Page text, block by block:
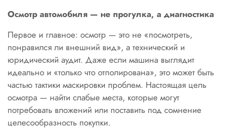
Осмотр автомобиля — не прогулка, а диагностика
Первое и главное: осмотр — это не «посмотреть,
понравился ли внешний вид», а технический и
юридический аудит. Даже если машина выглядит
идеально и «только что отполирована», это может быть
частью тактики маскировки проблем. Настоящая цель
осмотра — найти слабые места, которые могут
потребовать вложений или поставить под сомнение
целесообразность покупки.